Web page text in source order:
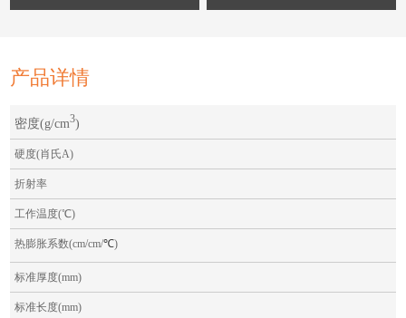
产品详情
密度(g/cm3)
硬度(肖氏A)
折射率
工作温度(℃)
热膨胀系数(cm/cm/℃)
标准厚度(mm)
标准长度(mm)